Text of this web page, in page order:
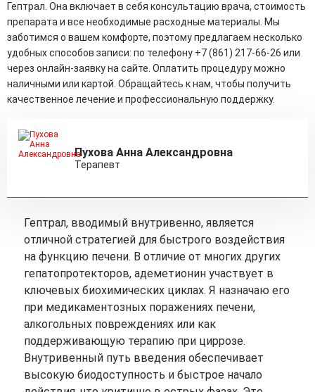
Гептрал. Она включает в себя консультацию врача, стоимость
препарата и все необходимые расходные материалы. Мы
заботимся о вашем комфорте, поэтому предлагаем несколько
удобных способов записи: по телефону +7 (861) 217-66-26 или
через онлайн-заявку на сайте. Оплатить процедуру можно
наличными или картой. Обращайтесь к нам, чтобы получить
качественное лечение и профессиональную поддержку.
Пухова Анна Александровна
Терапевт
Гептрал, вводимый внутривенно, является
отличной стратегией для быстрого воздействия
на функцию печени. В отличие от многих других
гепатопротекторов, адеметионин участвует в
ключевых биохимических циклах. Я назначаю его
при медикаментозных поражениях печени,
алкогольных повреждениях или как
поддерживающую терапию при циррозе.
Внутривенный путь введения обеспечивает
высокую биодоступность и быстрое начало